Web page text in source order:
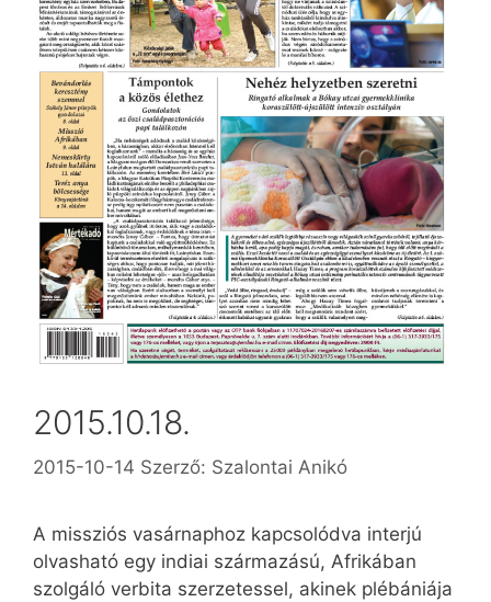
2015.10.18.
2015-10-14 Szerző: Szalontai Anikó
A missziós vasárnaphoz kapcsolódva interjú
olvasható egy indiai származású, Afrikában
szolgáló verbita szerzetessel, akinek plébániája